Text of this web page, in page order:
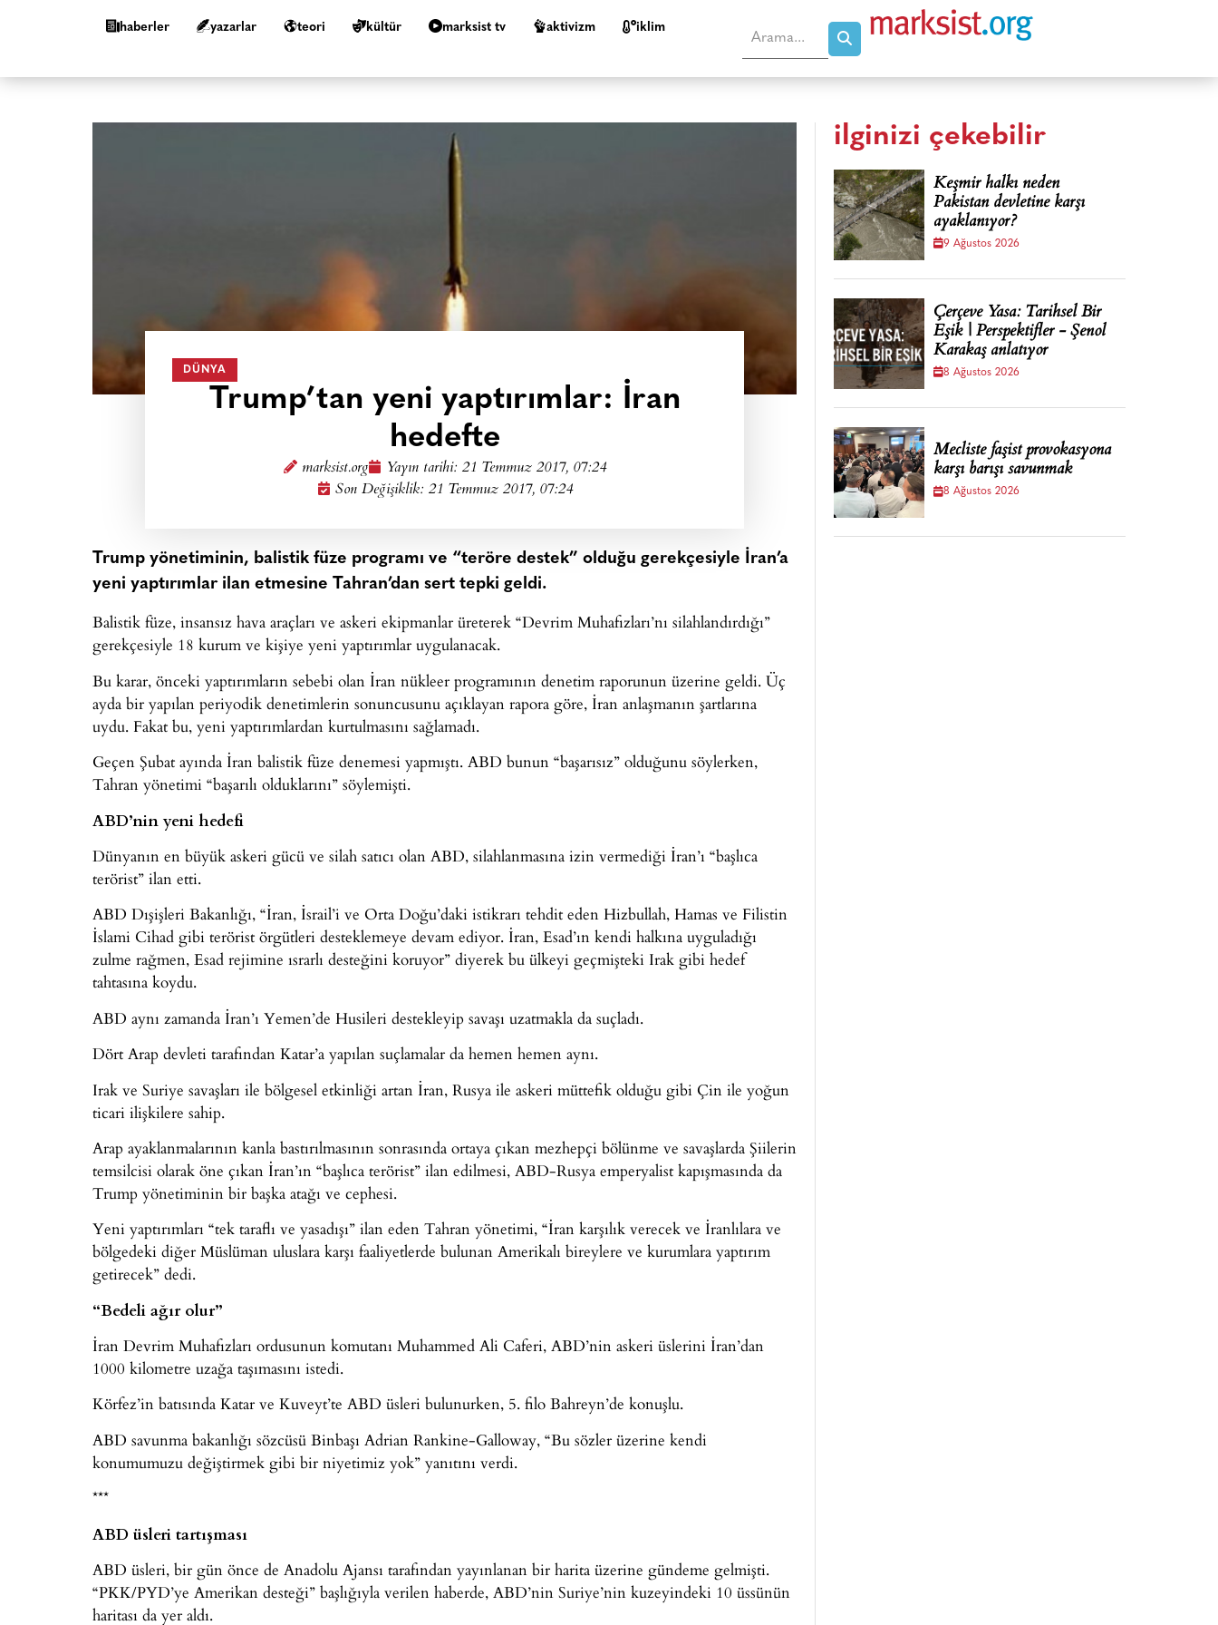
haberler yazarlar teori kültür marksist tv aktivizm i̇klim
DÜNYA
Trump’tan yeni yaptırımlar: İran
hedefte
marksist.org Yayın tarihi: 21 Temmuz 2017, 07:24
Son Değişiklik: 21 Temmuz 2017, 07:24
Trump yönetiminin, balistik füze programı ve “teröre destek” olduğu gerekçesiyle İran’a
yeni yaptırımlar ilan etmesine Tahran’dan sert tepki geldi.
Balistik füze, insansız hava araçları ve askeri ekipmanlar üreterek “Devrim Muhafızları’nı silahlandırdığı”
gerekçesiyle 18 kurum ve kişiye yeni yaptırımlar uygulanacak.
Bu karar, önceki yaptırımların sebebi olan İran nükleer programının denetim raporunun üzerine geldi. Üç
ayda bir yapılan periyodik denetimlerin sonuncusunu açıklayan rapora göre, İran anlaşmanın şartlarına
uydu. Fakat bu, yeni yaptırımlardan kurtulmasını sağlamadı.
Geçen Şubat ayında İran balistik füze denemesi yapmıştı. ABD bunun “başarısız” olduğunu söylerken,
Tahran yönetimi “başarılı olduklarını” söylemişti.
ABD’nin yeni hedefi
Dünyanın en büyük askeri gücü ve silah satıcı olan ABD, silahlanmasına izin vermediği İran’ı “başlıca
terörist” ilan etti.
ABD Dışişleri Bakanlığı, “İran, İsrail’i ve Orta Doğu’daki istikrarı tehdit eden Hizbullah, Hamas ve Filistin
İslami Cihad gibi terörist örgütleri desteklemeye devam ediyor. İran, Esad’ın kendi halkına uyguladığı
zulme rağmen, Esad rejimine ısrarlı desteğini koruyor” diyerek bu ülkeyi geçmişteki Irak gibi hedef
tahtasına koydu.
ABD aynı zamanda İran’ı Yemen’de Husileri destekleyip savaşı uzatmakla da suçladı.
Dört Arap devleti tarafından Katar’a yapılan suçlamalar da hemen hemen aynı.
Irak ve Suriye savaşları ile bölgesel etkinliği artan İran, Rusya ile askeri müttefik olduğu gibi Çin ile yoğun
ticari ilişkilere sahip.
Arap ayaklanmalarının kanla bastırılmasının sonrasında ortaya çıkan mezhepçi bölünme ve savaşlarda Şiilerin
temsilcisi olarak öne çıkan İran’ın “başlıca terörist” ilan edilmesi, ABD-Rusya emperyalist kapışmasında da
Trump yönetiminin bir başka atağı ve cephesi.
Yeni yaptırımları “tek taraflı ve yasadışı” ilan eden Tahran yönetimi, “İran karşılık verecek ve İranlılara ve
bölgedeki diğer Müslüman uluslara karşı faaliyetlerde bulunan Amerikalı bireylere ve kurumlara yaptırım
getirecek” dedi.
“Bedeli ağır olur”
İran Devrim Muhafızları ordusunun komutanı Muhammed Ali Caferi, ABD’nin askeri üslerini İran’dan
1000 kilometre uzağa taşımasını istedi.
Körfez’in batısında Katar ve Kuveyt’te ABD üsleri bulunurken, 5. filo Bahreyn’de konuşlu.
ABD savunma bakanlığı sözcüsü Binbaşı Adrian Rankine-Galloway, “Bu sözler üzerine kendi
konumumuzu değiştirmek gibi bir niyetimiz yok” yanıtını verdi.
***
ABD üsleri tartışması
ABD üsleri, bir gün önce de Anadolu Ajansı tarafından yayınlanan bir harita üzerine gündeme gelmişti.
“PKK/PYD’ye Amerikan desteği” başlığıyla verilen haberde, ABD’nin Suriye’nin kuzeyindeki 10 üssünün
haritası da yer aldı.
ilginizi çekebilir
Keşmir halkı neden
Pakistan devletine karşı
ayaklanıyor?
9 Ağustos 2026
Çerçeve Yasa: Tarihsel Bir
Eşik | Perspektifler - Şenol
Karakaş anlatıyor
8 Ağustos 2026
Mecliste faşist provokasyona
karşı barışı savunmak
8 Ağustos 2026